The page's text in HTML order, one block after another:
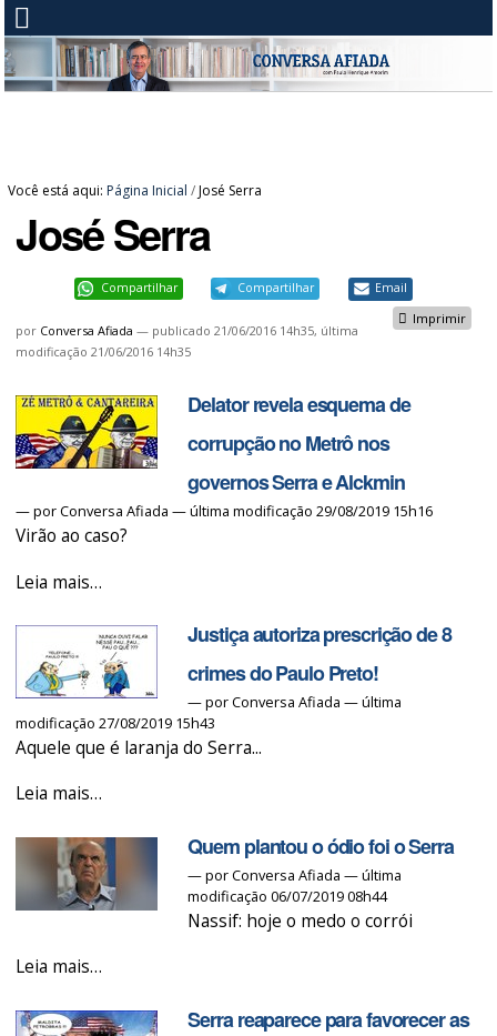
Você está aqui: Página Inicial /José Serra
José Serra
Compartilhar Compartilhar Email
Imprimir
por Conversa Afiada — publicado 21/06/2016 14h35, última
modificação 21/06/2016 14h35
Delator revela esquema de
corrupção no Metrô nos
governos Serra e Alckmin
—porConversa Afiada — última modificação 29/08/2019 15h16
Virão ao caso?
Delator
de
corrupção
no
Metrô
nos
Serra
Alckmin
Leia mais…
Justiça autoriza prescrição de 8
crimes do Paulo Preto!
—porConversa Afiada — última
modificação 27/08/2019 15h43
Aquele que é laranja do Serra...
Justiça
prescrição
8
do
Preto!
Leia mais…
Quem plantou o ódio foi o Serra
—porConversa Afiada — última
modificação 06/07/2019 08h44
Nassif: hoje o medo o corrói
Quem
o
Leia mais…
Serra reaparece para favorecer as